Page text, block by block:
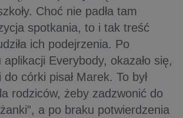
Choć nie padła tam
spotkania, to i tak treść
ich podejrzenia. Po
Everybody, okazało się,
córki pisał Marek. To był
rodziców, żeby zadzwonić do
a po braku potwierdzenia